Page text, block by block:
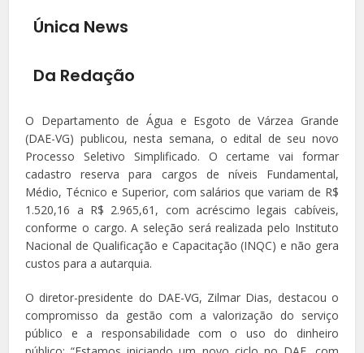
Única News
Da Redação
O Departamento de Água e Esgoto de Várzea Grande
(DAE-VG) publicou, nesta semana, o edital de seu novo
Processo Seletivo Simplificado. O certame vai formar
cadastro reserva para cargos de níveis Fundamental,
Médio, Técnico e Superior, com salários que variam de R$
1.520,16 a R$ 2.965,61, com acréscimo legais cabíveis,
conforme o cargo. A seleção será realizada pelo Instituto
Nacional de Qualificação e Capacitação (INQC) e não gera
custos para a autarquia.
O diretor-presidente do DAE-VG, Zilmar Dias, destacou o
compromisso da gestão com a valorização do serviço
público e a responsabilidade com o uso do dinheiro